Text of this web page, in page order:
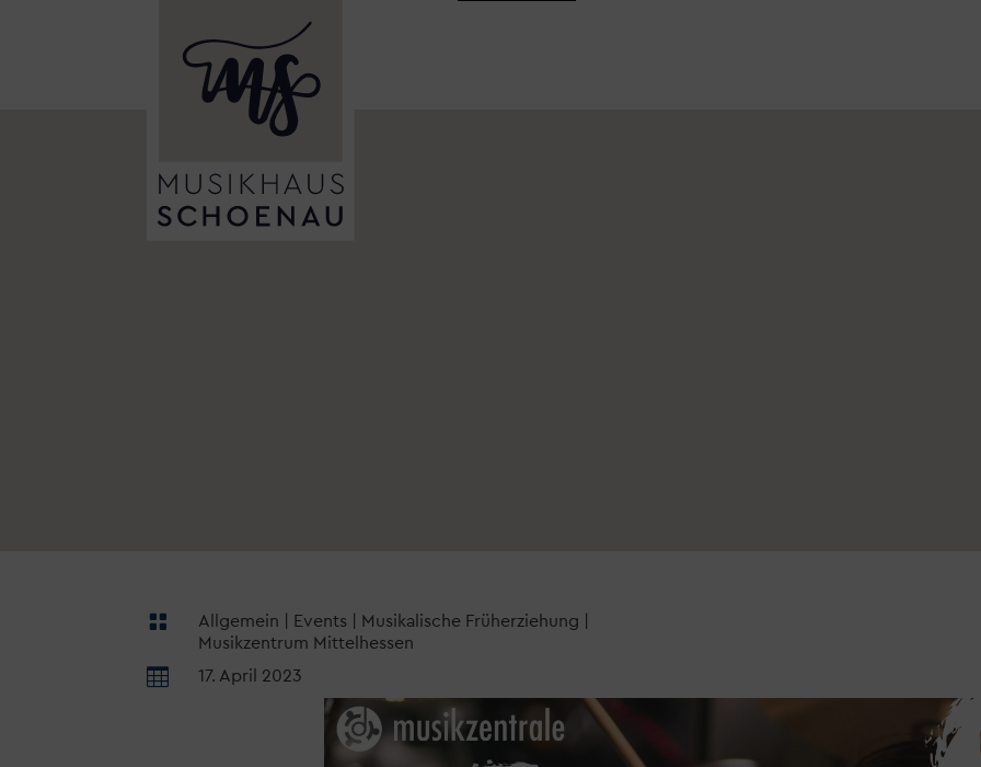
 Allgemein Events Musikalische Früherziehung
Musikzentrum Mittelhessen
 17. April 2023